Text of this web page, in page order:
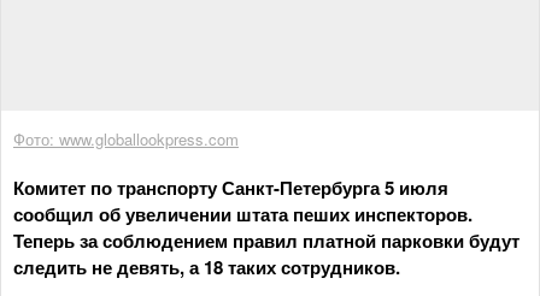
Фото: www.globallookpress.com
Комитет по транспорту Санкт-Петербурга 5 июля
сообщил об увеличении штата пеших инспекторов.
Теперь за соблюдением правил платной парковки будут
следить не девять, а 18 таких сотрудников.